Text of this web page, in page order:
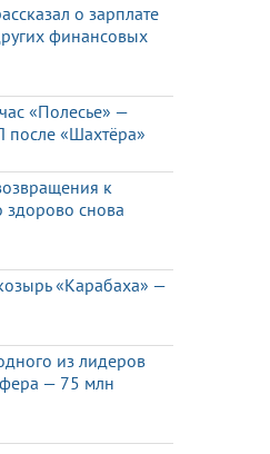
о зарплате
финансовых
«Полесье» —
«Шахтёра»
к
снова
«Карабаха» —
из лидеров
— 75 млн